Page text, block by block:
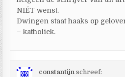
NIÉT wenst.
Dwingen staat haaks op
– katholiek.
constantijn schreef: